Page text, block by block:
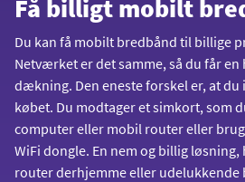
Få billigt mobilt
Du kan få mobilt bredbånd til billige
Netværket er det samme, så du får
dækning. Den eneste forskel er, at du
købet. Du modtager et simkort, som
computer eller mobil router eller
WiFi dongle. En nem og billig
router derhjemme eller udelukkende